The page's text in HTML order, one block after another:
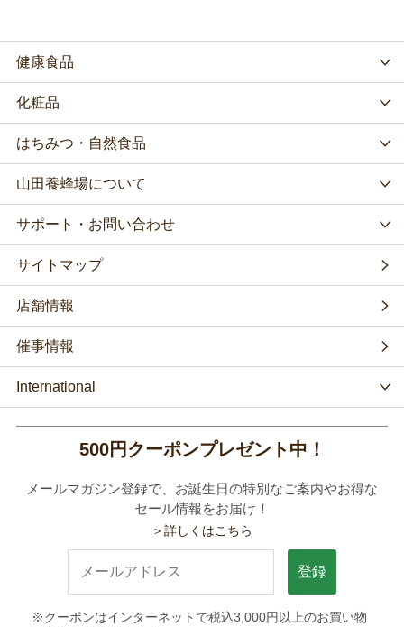
健康食品
化粧品
はちみつ・自然食品
山田養蜂場について
サポート・お問い合わせ
サイトマップ
店舗情報
催事情報
International
500円クーポンプレゼント中！
メールマガジン登録で、お誕生日の特別なご案内やお得な
セール情報をお届け！
＞詳しくはこちら
登録
※クーポンはインターネットで税込3,000円以上のお買い物